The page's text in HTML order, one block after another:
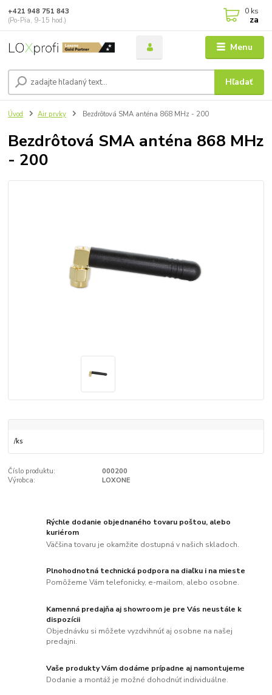
Menu
Hľadať
+421 948 751 843
(Po-Pia, 9-15 hod.)
0 ks
za
Úvod Air prvky Bezdrôtová SMA anténa 868 MHz - 200
Bezdrôtová SMA anténa 868 MHz
- 200
/ks
Číslo produktu:
000200
Výrobca:
LOXONE
Rýchle dodanie objednaného tovaru poštou, alebo
kuriérom
Väčšina tovaru je okamžite dostupná v našich skladoch.
Plnohodnotná technická podpora na diaľku i na mieste
Pomôžeme Vám telefonicky, e-mailom, alebo osobne.
Kamenná predajňa aj showroom je pre Vás neustále k
dispozícii
Objednávku si môžete vyzdvihnúť aj osobne na našej
predajni.
Vaše produkty Vám dodáme prípadne aj namontujeme
Dodanie a montáž je možné dohodnúť individuálne.